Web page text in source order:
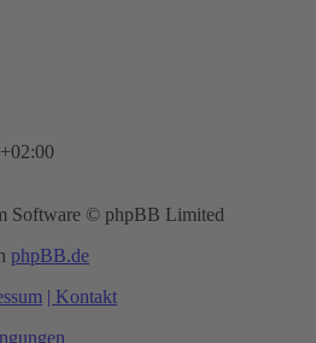
Software © phpBB Limited
phpBB.de
| Kontakt